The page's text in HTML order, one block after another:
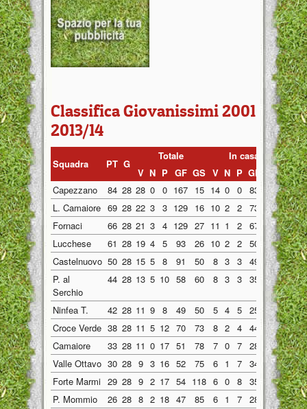
Classifica Giovanissimi 2001
2013/14
Squadra PT G
Totale In casa
V N P GF GS V N P GF GS V N
Capezzano
84 28 28 0 0 167 15 14 0 0 83 8 14 0
L. Camaiore 69 28 22 3 3 129 16 10 2 2 73 10 12 1
Fornaci
66 28 21 3 4 129 27 11 1 2 67 13 10 2
Lucchese
61 28 19 4 5 93 26 10 2 2 50 14 9 2
Castelnuovo 50 28 15 5 8 91 50 8 3 3 49 24 7 2
P. al
Serchio
44 28 13 5 10 58 60 8 3 3 35 28 5 2
Ninfea T. 42 28 11 9 8 49 50 5 4 5 25 26 6 5
Croce Verde 38 28 11 5 12 70 73 8 2 4 44 31 3 3
Camaiore
33 28 11 0 17 51 78 7 0 7 28 34 4 0
Valle Ottavo 30 28 9 3 16 52 75 6 1 7 34 37 3 2
Forte Marmi 29 28 9 2 17 54 118 6 0 8 35 70 3 2
P. Mommio
26 28 8 2 18 47 85 6 1 7 28 39 2 1